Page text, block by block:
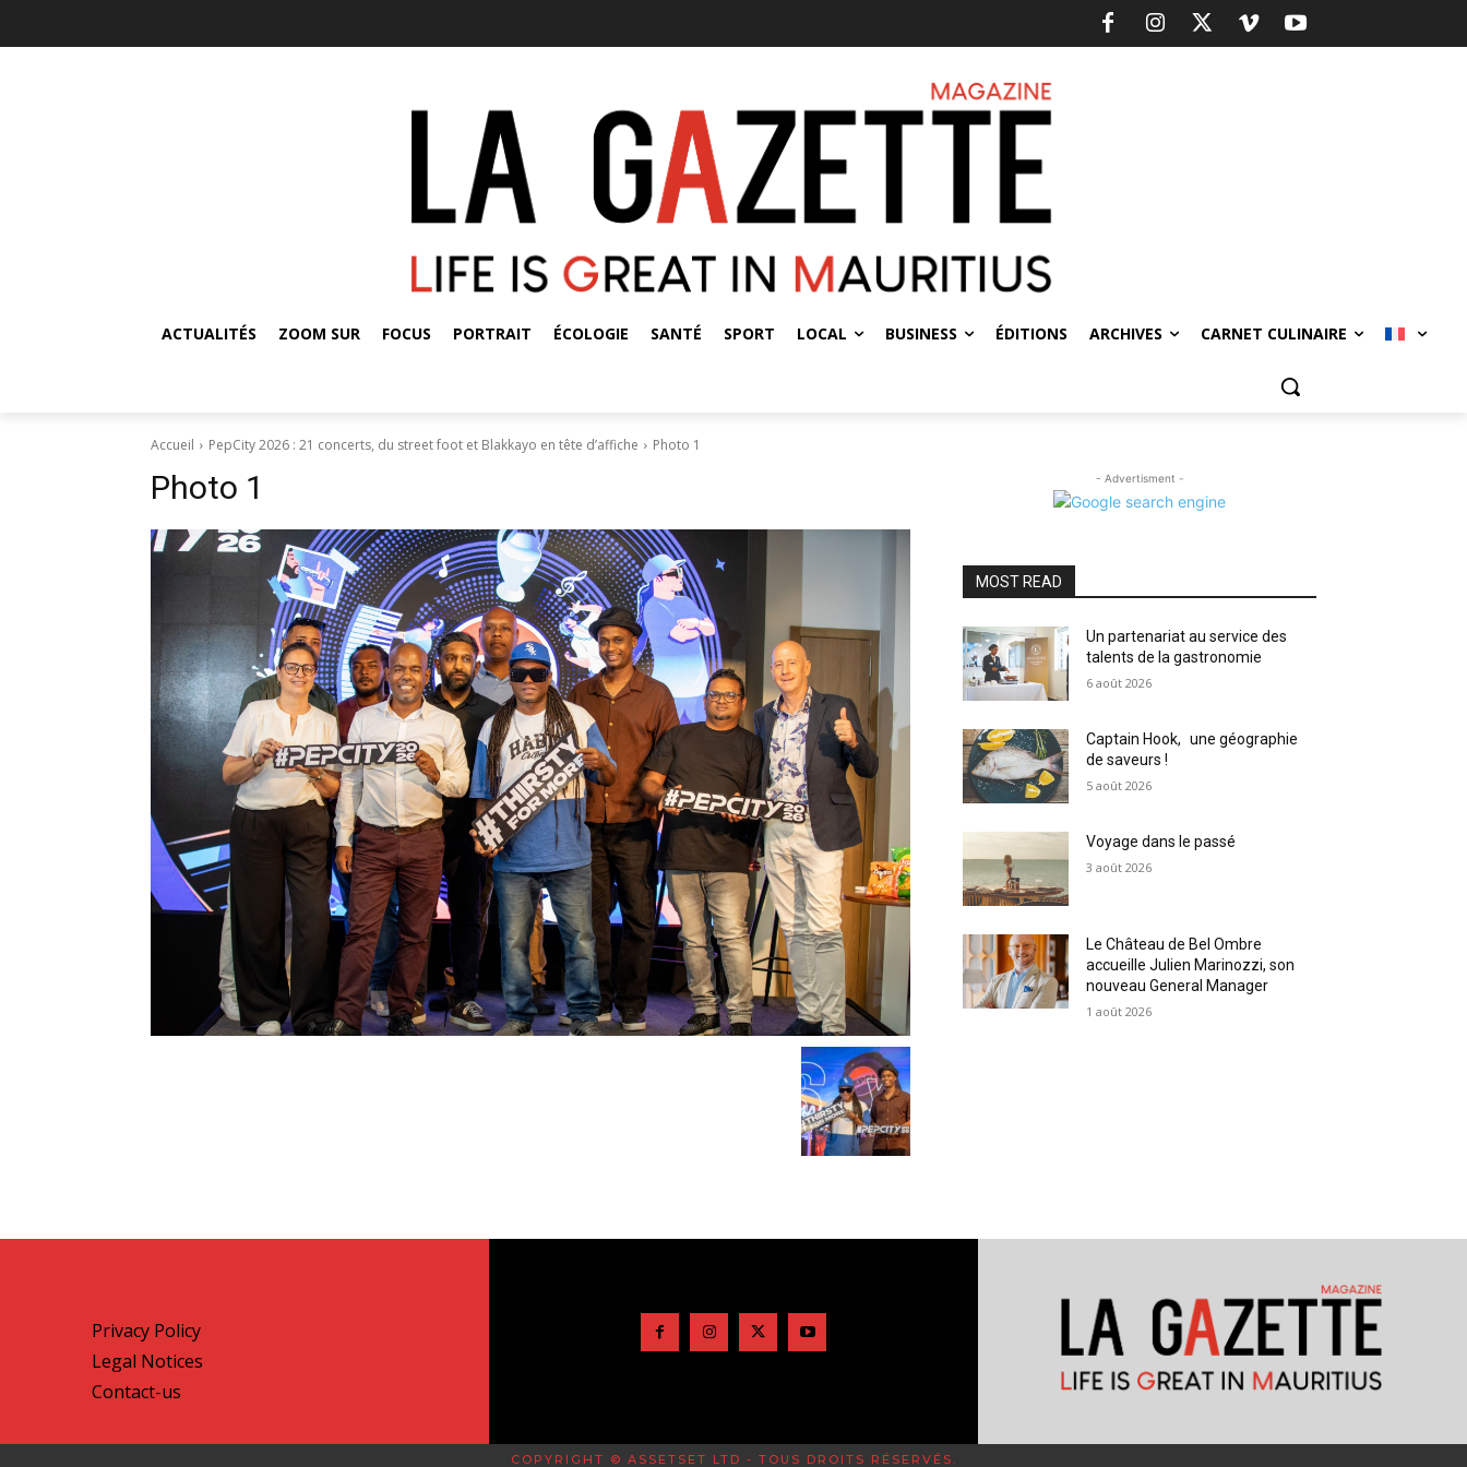
ACTUALITÉS ZOOM SUR FOCUS PORTRAIT ÉCOLOGIE SANTÉ SPORT LOCAL BUSINESS ÉDITIONS ARCHIVES CARNET CULINAIRE
Accueil PepCity 2026 : 21 concerts, du street foot et Blakkayo en tête d’affiche Photo 1
Photo 1 - Advertisment -
MOST READ
Un partenariat au service des
talents de la gastronomie
6 août 2026
Captain Hook, une géographie
de saveurs !
5 août 2026
Voyage dans le passé
3 août 2026
Le Château de Bel Ombre
accueille Julien Marinozzi, son
nouveau General Manager
1 août 2026
Privacy Policy
Legal Notices
Contact-us
COPYRIGHT © ASSETSET LTD - TOUS DROITS RÉSERVÉS.